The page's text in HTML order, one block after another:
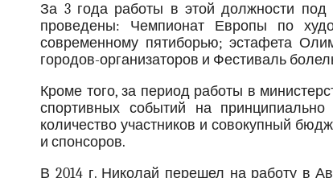
За 3 года работы в этой должности под
проведены: Чемпионат Европы по
современному пятиборью; эстафета
городов-организаторов и Фестиваль
Кроме того, за период работы в
спортивных событий на
количество участников и совокупный
и спонсоров.
В 2014 г. Николай перешел на работу в